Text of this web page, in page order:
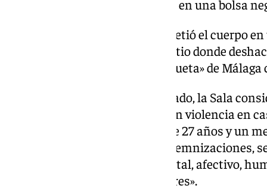
su cadáver al trastero de la casa en una bolsa
Así, la resolución precisa que metió el cuerpo
días después y tras buscar un sitio donde
un carro para tirarlo en una arqueta» de
En función del veredicto del jurado, la Sala
los delitos de asesinato, robo con violencia en
cadáveres, por los que le impone 27 años y un
parentesco. En cuanto a las indemnizaciones,
esta ha supuesto un desgarro vital, afectivo,
trascendencia para sus familiares».